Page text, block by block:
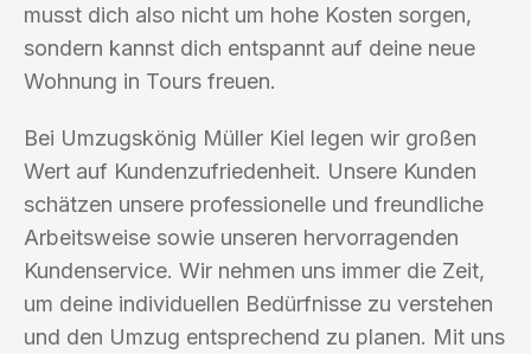
musst dich also nicht um hohe Kosten sorgen,
sondern kannst dich entspannt auf deine neue
Wohnung in Tours freuen.
Bei Umzugskönig Müller Kiel legen wir großen
Wert auf Kundenzufriedenheit. Unsere Kunden
schätzen unsere professionelle und freundliche
Arbeitsweise sowie unseren hervorragenden
Kundenservice. Wir nehmen uns immer die Zeit,
um deine individuellen Bedürfnisse zu verstehen
und den Umzug entsprechend zu planen. Mit uns